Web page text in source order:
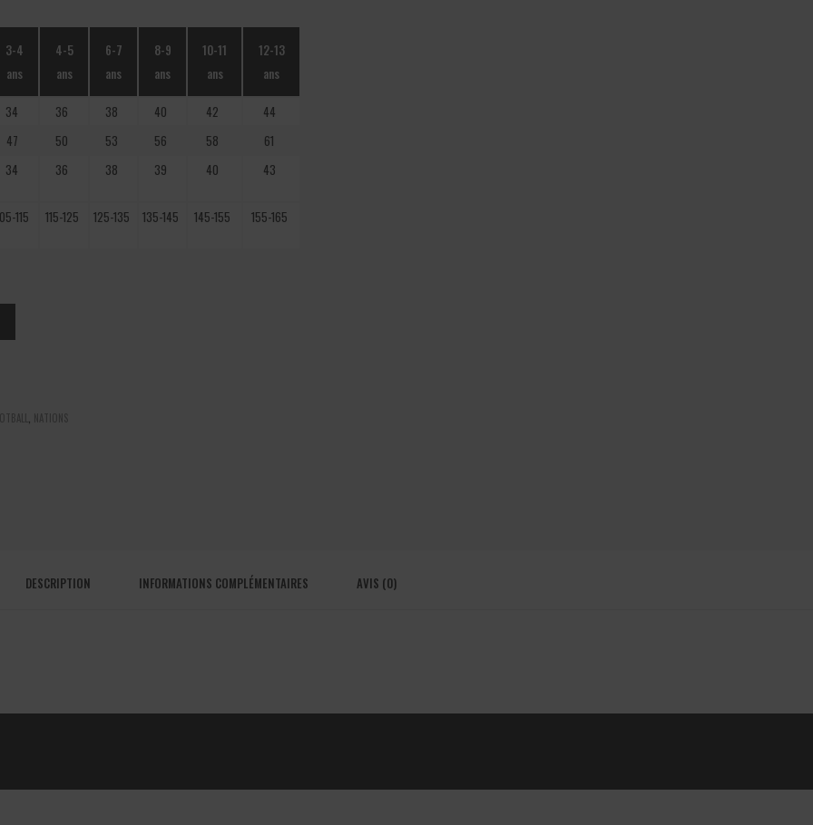
3-4
ans
4-5
ans
6-7
ans
8-9
ans
10-11
ans
12-13
ans
34 36 38 40 42
44
47 50 53 56 58
61
34 36 38 39 40 43
115 115-125 125-135 135-145 145-155 155-165
DESCRIPTION INFORMATIONS COMPLÉMENTAIRES AVIS (0)